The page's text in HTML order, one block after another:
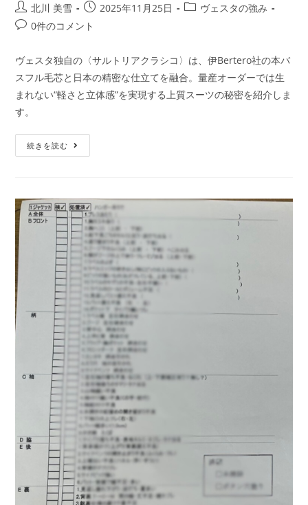
北川 美雪 2025年11月25日
ヴェスタの強み
0件のコメント
ヴェスタ独自の〈サルトリアクラシコ〉は、伊Bertero社の本バ
スフル毛芯と日本の精密な仕立てを融合。量産オーダーでは生
まれない“軽さと立体感”を実現する上質スーツの秘密を紹介しま
す。
続きを読む